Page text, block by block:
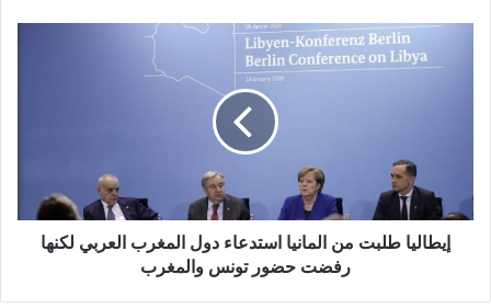
إيطاليا طلبت من المانيا استدعاء دول المغرب العربي لكنها
رفضت حضور تونس والمغرب